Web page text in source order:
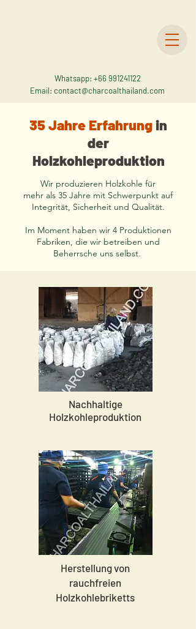
Whatsapp: +66 991241122
Email: contact@charcoalthailand.com
35 Jahre Erfahrungin
der
Holzkohleproduktion
Wir produzieren Holzkohle für
mehr als 35 Jahre mit Schwerpunkt auf
Integrität, Sicherheit und Qualität.
Im Moment haben wir 4 Produktionen
Fabriken, die wir betreiben und
Beherrsche uns selbst.
Nachhaltige
Holzkohleproduktion
Herstellung von
rauchfreien
Holzkohlebriketts